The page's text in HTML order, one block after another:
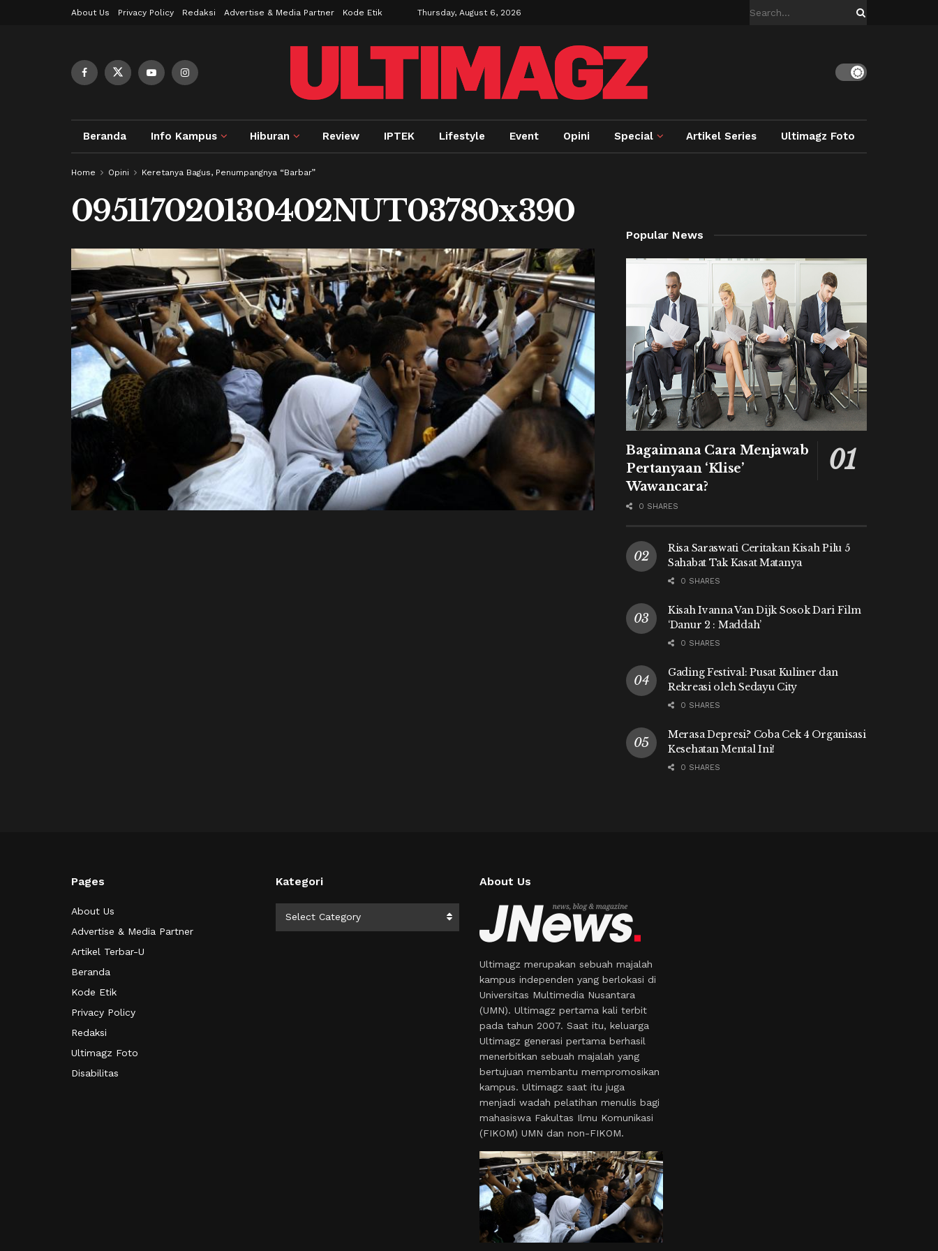
About Us Privacy Policy Redaksi Advertise & Media Partner Kode Etik Thursday, August 6, 2026
Beranda Info Kampus Hiburan Review IPTEK Lifestyle Event Opini Special Artikel Series Ultimagz Foto
Home Opini Keretanya Bagus, Penumpangnya “Barbar”
095117020130402NUT03780x390
Popular News
Bagaimana Cara Menjawab
Pertanyaan ‘Klise’
Wawancara?
0 SHARES
Risa Saraswati Ceritakan Kisah Pilu 5
Sahabat Tak Kasat Matanya
0 SHARES
Kisah Ivanna Van Dijk Sosok Dari Film
‘Danur 2 : Maddah’
0 SHARES
Gading Festival: Pusat Kuliner dan
Rekreasi oleh Sedayu City
0 SHARES
Merasa Depresi? Coba Cek 4 Organisasi
Kesehatan Mental Ini!
0 SHARES
Pages
About Us
Advertise & Media Partner
Artikel Terbar-U
Beranda
Kode Etik
Privacy Policy
Redaksi
Ultimagz Foto
Disabilitas
Kategori
Select Category
About Us
Ultimagz merupakan sebuah majalah
kampus independen yang berlokasi di
Universitas Multimedia Nusantara
(UMN). Ultimagz pertama kali terbit
pada tahun 2007. Saat itu, keluarga
Ultimagz generasi pertama berhasil
menerbitkan sebuah majalah yang
bertujuan membantu mempromosikan
kampus. Ultimagz saat itu juga
menjadi wadah pelatihan menulis bagi
mahasiswa Fakultas Ilmu Komunikasi
(FIKOM) UMN dan non-FIKOM.